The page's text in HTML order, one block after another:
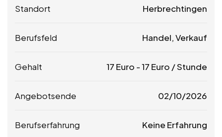
Standort Herbrechtingen
Berufsfeld Handel, Verkauf
Gehalt 17 Euro -17 Euro / Stunde
Angebotsende 02/10/2026
Berufserfahrung Keine Erfahrung